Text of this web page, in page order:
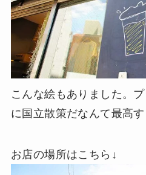
こんな絵もありました。
に国立散策だなんて最高
お店の場所はこちら↓